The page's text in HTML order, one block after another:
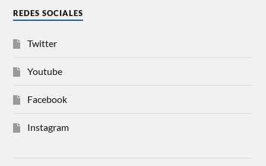
REDES SOCIALES
Twitter
Youtube
Facebook
Instagram